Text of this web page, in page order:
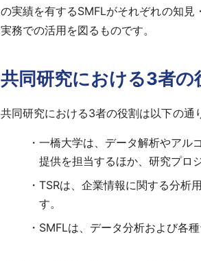
の実績を有するSMFLがそれぞれの知見
実務での活用を図るものです。
共同研究における3者の
共同研究における3者の役割は以下の通
一橋大学は、データ解析やアル
提供を担当するほか、研究プロ
TSRは、企業情報に関する分析
す。
SMFLは、データ分析および各